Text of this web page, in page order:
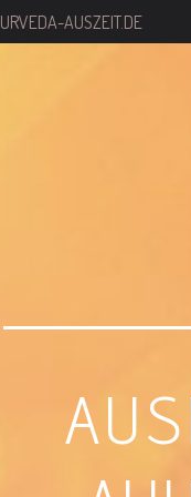
AUSZEIT.DE